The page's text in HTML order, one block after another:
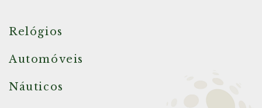
Relógios
Automóveis
Náuticos